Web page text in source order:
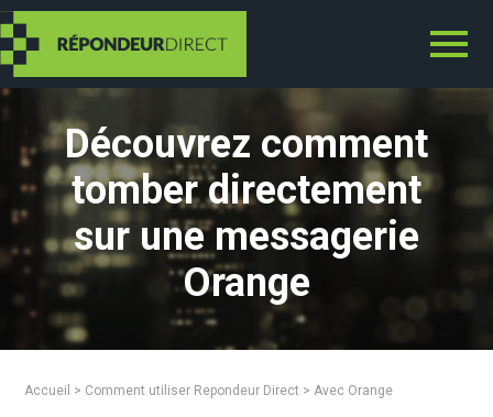
Repondeur Direct
Découvrez comment
tomber directement
sur une messagerie
Orange
Accueil > Comment utiliser Repondeur Direct >Avec Orange